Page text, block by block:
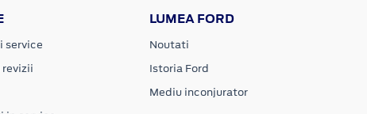
service
LUMEA FORD
Noutati
Istoria Ford
Mediu inconjurator